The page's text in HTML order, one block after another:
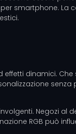
smartphone. La
dinamici. Che
senza
Negozi al
RGB può